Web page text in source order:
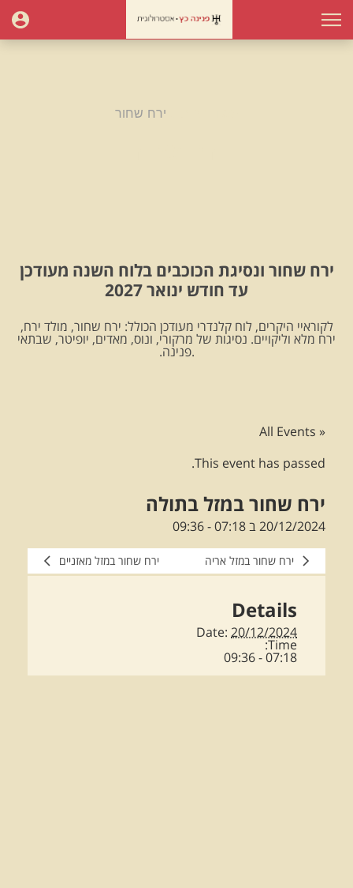
ירח שחור
ירח שחור ונסיגת הכוכבים בלוח השנה מעודכן
עד חודש ינואר 2027
לקוראיי היקרים, לוח קלנדרי מעודכן הכולל: ירח שחור, מולד ירח,
ירח מלא וליקויים. נסיגות של מרקורי, ונוס, מאדים, יופיטר, שבתאי
.פנינה.
« All Events
This event has passed.
ירח שחור במזל בתולה
20/12/2024 ב 07:18 -
09:36
ירח שחור במזל אריה ירח שחור במזל מאזניים
Details
Date: 20/12/2024
Time:
07:18 - 09:36